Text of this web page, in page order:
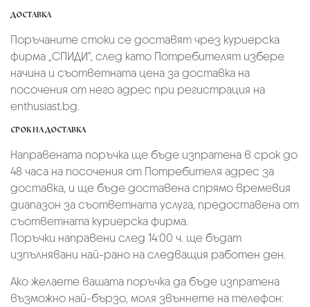
ДОСТАВКА
Поръчаните стоки се доставят чрез куриерскa
фирмa „СПИДИ“, след като Потребителят избере
начина и съответната цена за доставка на
посочения от него адрес при регистрация на
enthusiast.bg.
СРОК НА ДОСТАВКА
Направената поръчка ще бъде изпратена в срок до
48 часа на посочения от Потребителя адрес за
доставка, и ще бъде доставена спрямо времевия
диапазон за съответната услуга, предоставена от
съответната куриерска фирма.
Поръчки направени след 14:00 ч. ще бъдат
изпълнявани най-рано на следващия работен ден.
Ако желаете вашата поръчка да бъде изпратена
възможно най-бързо, моля звъннете на телефон: